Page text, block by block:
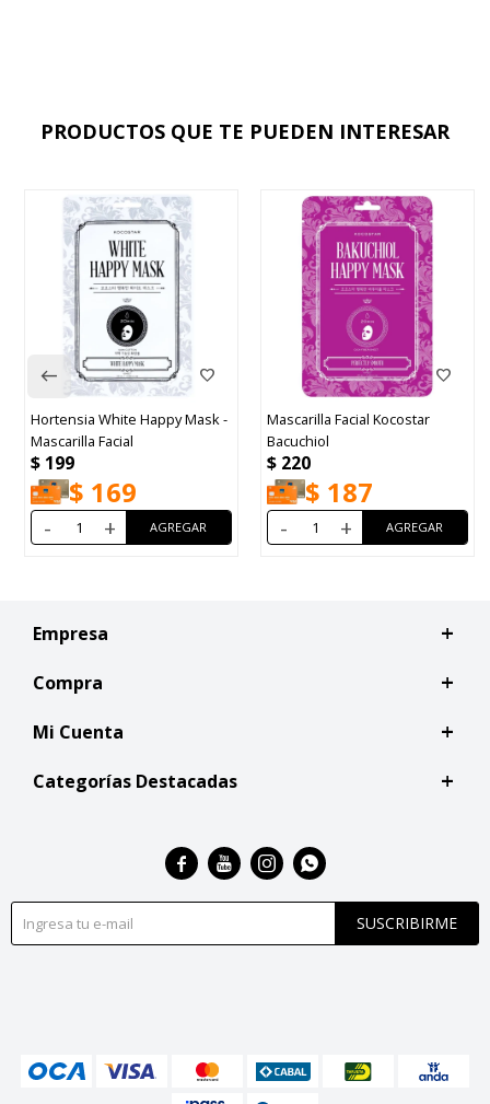
PRODUCTOS QUE TE PUEDEN INTERESAR
Hortensia White Happy Mask -
Mascarilla Facial
$ 199
$ 169
- +
Mascarilla Facial Kocostar
Bacuchiol
$ 220
$ 187
- +
Empresa
Compra
Mi Cuenta
Categorías Destacadas
SUSCRIBIRME
   